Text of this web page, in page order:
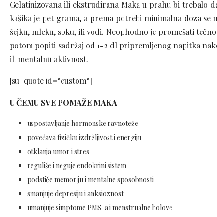
Gelatinizovana ili ekstrudirana Maka u prahu bi trebalo
kašika je pet grama, a prema potrebi minimalna doza
šejku, mleku, soku, ili vodi. Neophodno je promešati
potom popiti sadržaj od 1-2 dl pripremljenog napitka
ili mentalnu aktivnost.
[su_quote id=“custom“]
U ČEMU SVE POMAŽE MAKA
uspostavljanje hormonske ravnoteže
povećava fizičku izdržljivost i energiju
otklanja umor i stres
reguliše i neguje endokrini sistem
podstiče memoriju i mentalne sposobnosti
smanjuje depresiju i anksioznost
umanjuje simptome PMS-a i menstrualne bolove